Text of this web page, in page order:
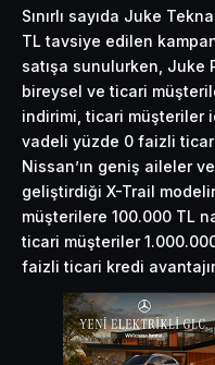
Sınırlı sayıda Juke
TL tavsiye edilen
satışa sunulurken, Juke
bireysel ve ticari
indirimi, ticari müşteriler
vadeli yüzde 0 faizli
Nissan’ın geniş aileler
geliştirdiği X-Trail
müşterilere 100.000 TL
ticari müşteriler
faizli ticari kredi